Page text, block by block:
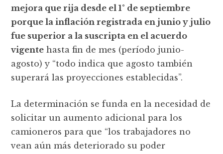
mejora que rija desde el 1° de septiembre
porque la inflación registrada en junio y julio
fue superior a la suscripta en el acuerdo
vigente hasta fin de mes (período junio-
agosto) y “todo indica que agosto también
superará las proyecciones establecidas”.
La determinación se funda en la necesidad de
solicitar un aumento adicional para los
camioneros para que “los trabajadores no
vean aún más deteriorado su poder